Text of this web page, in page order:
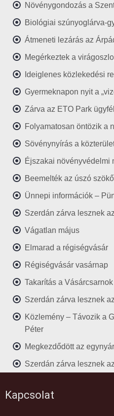
Növénygondozás a
Biológiai szúnyoglárva-
Átmeneti lezárás az
Megérkeztek a
Ideiglenes közlekedési
Gyermeknapon nyit a
Zárva az ETO Park
Folyamatosan öntözik a
Sövénynyírás a
Éjszakai növényvédelmi
Beemelték az úszó
Ünnepi információk –
Szerdán zárva lesznek
Vágatlan május
Elmarad a régiségvásár
Régiségvásár vasárnap
Takarítás a
Szerdán zárva lesznek
Közlemény – Távozik a
Péter
Megkezdődött az
Szerdán zárva lesznek
Kapcsolat